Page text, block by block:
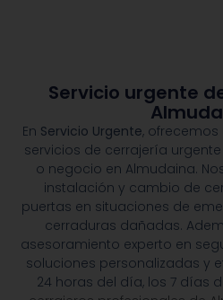
Servicio urgente
En Servicio Urgente,
servicios de cerrajería
o negocio en Almudaina.
instalación y cambio de
puertas en situaciones de
cerraduras dañadas.
asesoramiento experto en
soluciones personalizadas y
24 horas del día, los 7 días